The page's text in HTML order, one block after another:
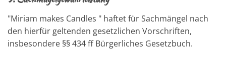
"Miriam makes Candles " haftet für Sachmängel nach
den hierfür geltenden gesetzlichen Vorschriften,
insbesondere §§ 434 ff Bürgerliches Gesetzbuch.